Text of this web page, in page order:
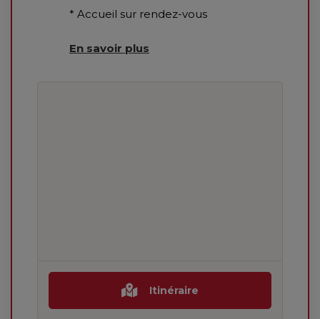
* Accueil sur rendez-vous
En savoir plus
Itinéraire